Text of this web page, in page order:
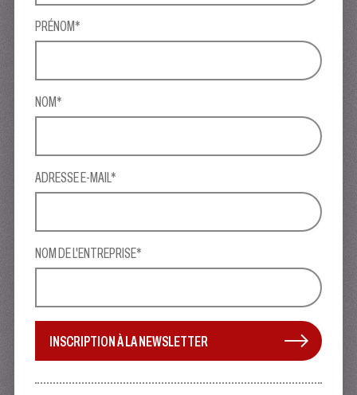
PRÉNOM*
NOM*
ADRESSE E-MAIL*
NOM DE L'ENTREPRISE*
INSCRIPTION À LA NEWSLETTER